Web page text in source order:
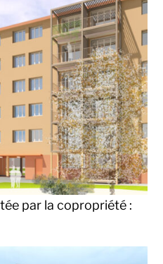
par la copropriété :